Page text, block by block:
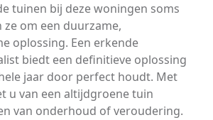
tuinen bij deze woningen soms
om een duurzame,
oplossing. Een erkende
biedt een definitieve oplossing
jaar door perfect houdt. Met
u van een altijdgroene tuin
van onderhoud of veroudering.